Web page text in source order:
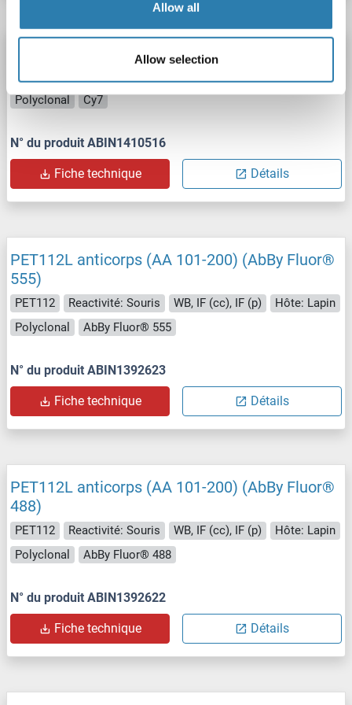
Allow all
Allow selection
PET112L anticorps (AA 101-200) (Cy7)
Polyclonal
Cy7
N° du produit ABIN1410516
Fiche technique Détails
PET112L anticorps (AA 101-200) (AbBy Fluor®
555)
PET112 Reactivité: Souris WB, IF (cc), IF (p)
Hôte: Lapin
Polyclonal
AbBy Fluor® 555
N° du produit ABIN1392623
Fiche technique Détails
PET112L anticorps (AA 101-200) (AbBy Fluor®
488)
PET112 Reactivité: Souris WB, IF (cc), IF (p)
Hôte: Lapin
Polyclonal
AbBy Fluor® 488
N° du produit ABIN1392622
Fiche technique Détails